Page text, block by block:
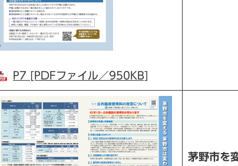
P7 [PDFファイル／950KB]
茅野市を